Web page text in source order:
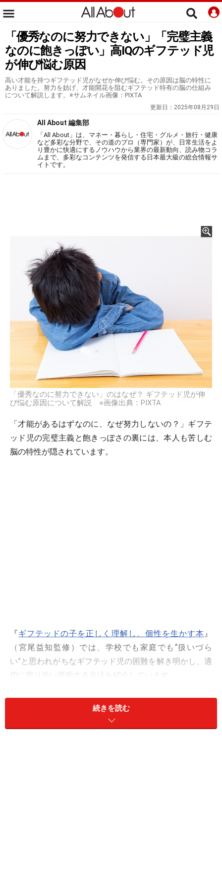
「優秀なのに努力できない」「完璧主義
なのに飽きっぽい」高IQのギフテッド児
が伸び悩む原因
高い才能を持つギフテッド児がなぜか伸び悩む。その原因は脳の特性に
ありました。努力を妨げ、才能開花を阻むギフテッド特有の脳の仕組み
について解説します。※サムネイル画像：PIXTA
更新日： 2025年08月29日
All About 編集部
「All About」は、マネー・暮らし・住宅・グルメ・旅行・健康
など多彩な分野で、その道のプロ（専門家）が、日常生活をよ
り豊かに快適にするノウハウから業界の最新動向、読み物コラ
ムまで、多彩なコンテンツを発信する日本最大級の総合情報サ
イトです。
「優秀なのに努力できない」のはなぜ？ ギフテッド児が伸
び悩む原因について解説 ※画像出典：PIXTA
「才能があるはずなのに、なぜ努力しないの？」ギフテ
ッド児の完璧主義と飽きっぽさの裏には、本人も苦しむ
脳の特性が隠されています。
『ギフテッドの子を正しく理解し、個性を生かす本 』
（宮尾益知監修）では、学校でも家庭でも“扱いづら
い”と思われがちなギフテッド児の困難を解き明かし、適
切に寄り添い援助する方法を紹介しています。
今回は本書から一部抜粋し、ギフテッド児の脳の特性が
どのように完璧主義や飽きっぽさを生み出すのかについ
て、ご紹介します。
続きを読む